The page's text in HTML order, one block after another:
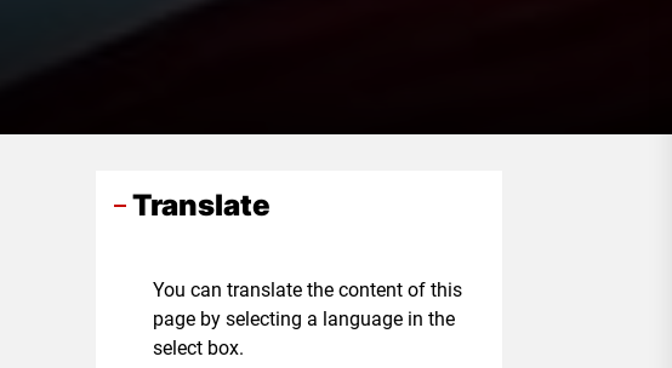
Translate
You can translate the content of this
page by selecting a language in the
select box.